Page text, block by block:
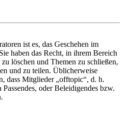
ist es, das Geschehen im
haben das Recht, in ihrem Bereich
löschen und Themen zu schließen,
und zu teilen. Üblicherweise
dass Mitglieder „offtopic“, d. h.
oder Beleidigendes bzw.